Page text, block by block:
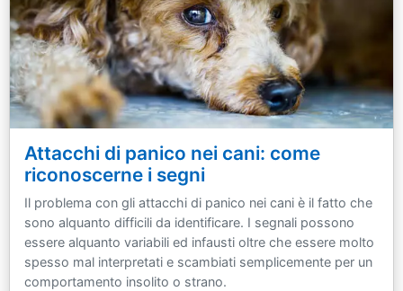
Attacchi di panico nei cani: come
riconoscerne i segni
Il problema con gli attacchi di panico nei cani è il fatto che
sono alquanto difficili da identificare. I segnali possono
essere alquanto variabili ed infausti oltre che essere molto
spesso mal interpretati e scambiati semplicemente per un
comportamento insolito o strano.